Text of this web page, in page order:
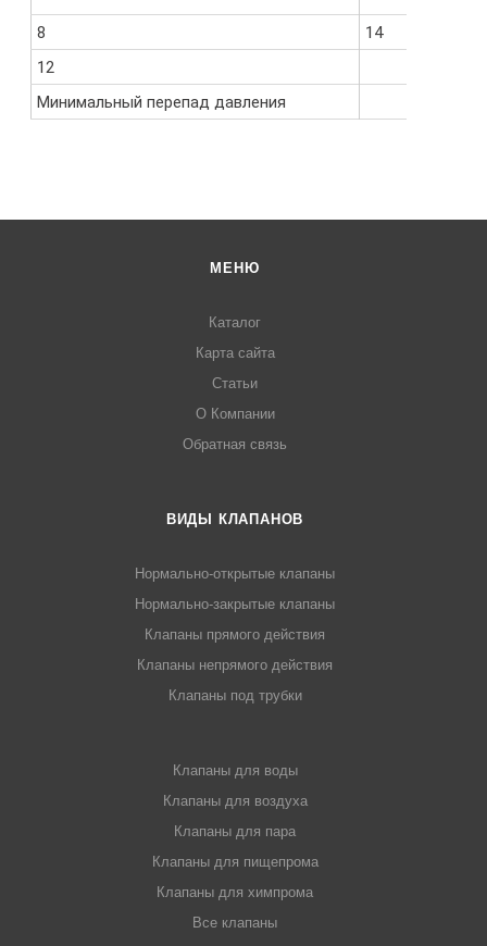
8
14
12
Минимальный перепад давления
МЕНЮ
Каталог
Карта сайта
Статьи
О Компании
Обратная связь
ВИДЫ КЛАПАНОВ
Нормально-открытые клапаны
Нормально-закрытые клапаны
Клапаны прямого действия
Клапаны непрямого действия
Клапаны под трубки
Клапаны для воды
Клапаны для воздуха
Клапаны для пара
Клапаны для пищепрома
Клапаны для химпрома
Все клапаны